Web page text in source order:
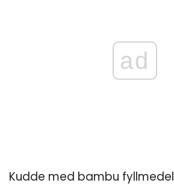
ad
Kudde med bambu fyllmedel